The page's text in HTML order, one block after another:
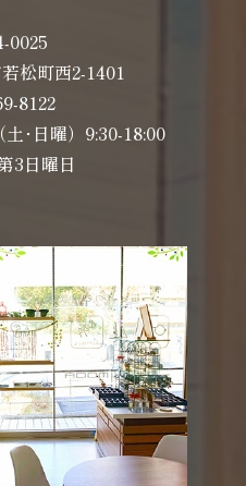
0025
松町西2-1401
8122
土･日曜）9:30-18:00
3日曜日